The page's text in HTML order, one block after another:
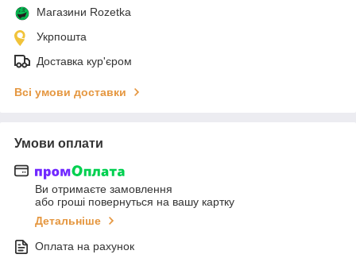
Магазини Rozetka
Укрпошта
Доставка кур'єром
Всі умови доставки
Умови оплати
Ви отримаєте замовлення
або гроші повернуться на вашу картку
Детальніше
Оплата на рахунок